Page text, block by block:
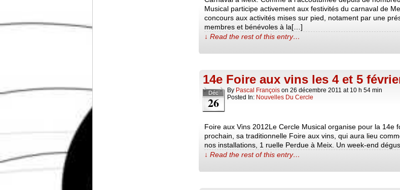
Musical participe activement aux festivités du carnaval de
concours aux activités mises sur pied, notament par une
membres et bénévoles à la[…]
↓ Read the rest of this entry…
14e Foire aux vins les 4 et 5
Déc
26
By Pascal François on 26 décembre 2011 at 10 h 54 min
Posted In: Nouvelles Du Cercle
Foire aux Vins 2012Le Cercle Musical organise pour la 14e
prochain, sa traditionnelle Foire aux vins, qui aura lieu
nos installations, 1 ruelle Perdue à Meix. Un week-end
↓ Read the rest of this entry…